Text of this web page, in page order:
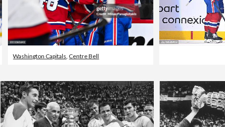
Washington Capitals Centre Bell